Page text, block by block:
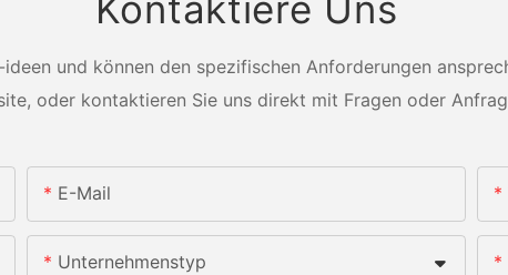
und können den spezifischen Anforderungen
oder kontaktieren Sie uns direkt mit Fragen oder
E-Mail
Unternehmenstyp